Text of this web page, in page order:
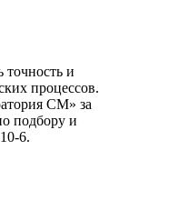
точность и
процессов.
СМ» за
подбору и
6.